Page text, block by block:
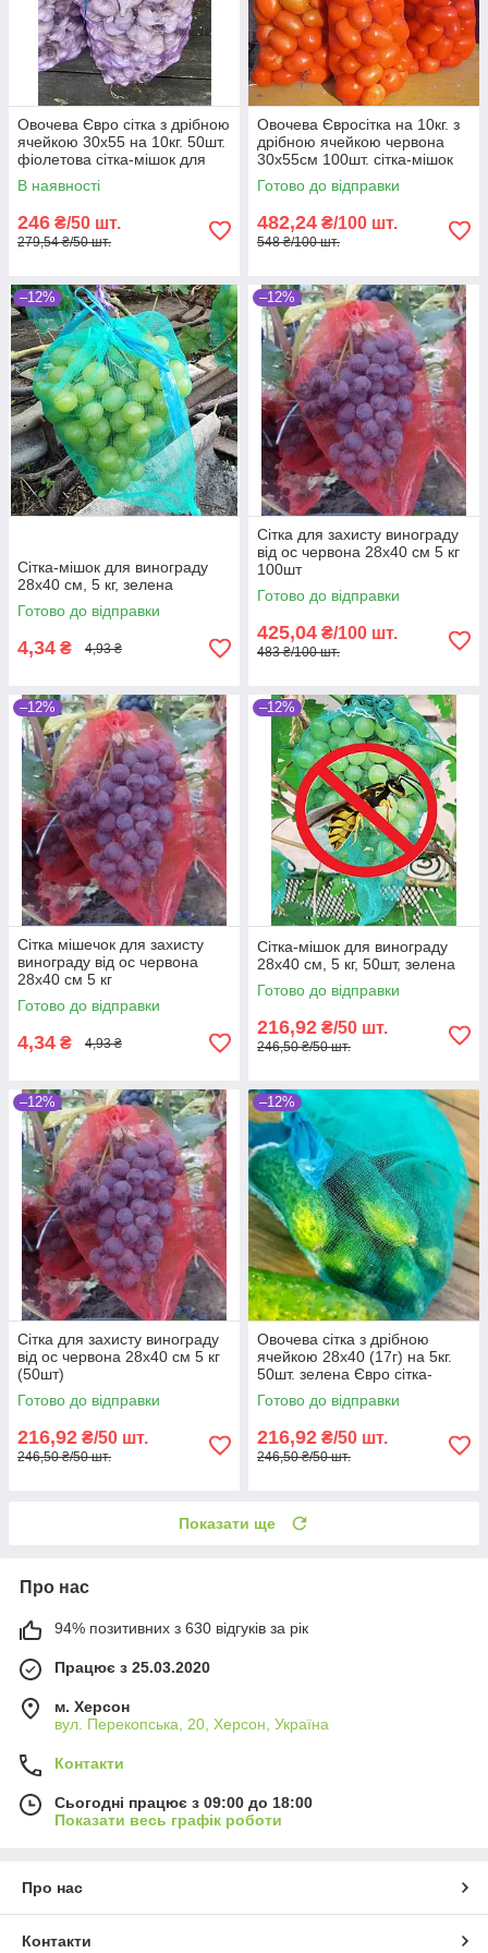
Овочева Євро сітка з дрібною
ячейкою 30х55 на 10кг. 50шт.
фіолетова сітка-мішок для
овочів.
В наявності
246 ₴/50 шт.
279,54 ₴/50 шт.
Овочева Євросітка на 10кг. з
дрібною ячейкою червона
30х55см 100шт. сітка-мішок
для овочів
Готово до відправки
482,24 ₴/100 шт.
548 ₴/100 шт.
–12%
Сітка-мішок для винограду
28х40 см, 5 кг, зелена
Готово до відправки
4,34 ₴ 4,93 ₴
–12%
Сітка для захисту винограду
від ос червона 28х40 см 5 кг
100шт
Готово до відправки
425,04 ₴/100 шт.
483 ₴/100 шт.
–12%
Сітка мішечок для захисту
винограду від ос червона
28х40 см 5 кг
Готово до відправки
4,34 ₴ 4,93 ₴
–12%
Сітка-мішок для винограду
28х40 см, 5 кг, 50шт, зелена
Готово до відправки
216,92 ₴/50 шт.
246,50 ₴/50 шт.
–12%
Сітка для захисту винограду
від ос червона 28х40 см 5 кг
(50шт)
Готово до відправки
216,92 ₴/50 шт.
246,50 ₴/50 шт.
–12%
Овочева сітка з дрібною
ячейкою 28х40 (17г) на 5кг.
50шт. зелена Євро сітка-
мішок для овочів.
Готово до відправки
216,92 ₴/50 шт.
246,50 ₴/50 шт.
Показати ще
Про нас
94% позитивних з 630 відгуків за рік
Працює з 25.03.2020
м. Херсон
вул. Перекопська, 20, Херсон, Україна
Контакти
Сьогодні працює з 09:00 до 18:00
Показати весь графік роботи
Про нас
Контакти